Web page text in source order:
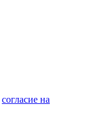
согласие на